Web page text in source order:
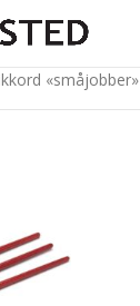
«småjobber»